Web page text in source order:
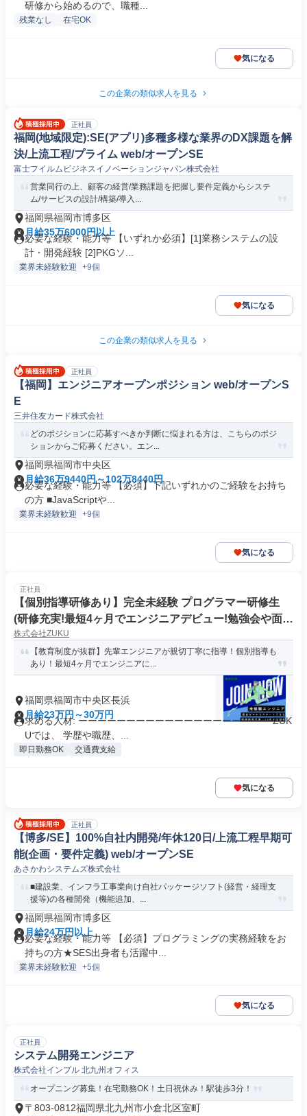
研修から始めるので、職種...
残業なし 在宅OK
気になる
この企業の類似求人を見る
正社員
福岡(地域限定):SE(アプリ)多種多様な業界のDX課題を解
決/上流工程/プライム web/オープンSE
富士フイルムビジネスイノベーションジャパン株式会社
営業同行の上、顧客の経営/業務課題を把握し要件定義からシステ
ム/サービスの設計/構築/導入...
福岡県福岡市博多区
月給35万6000円以上
必要な経験・能力等 【いずれか必須】[1]業務システムの設
計・開発経験 [2]PKGソ...
業界未経験歓迎 +9個
気になる
この企業の類似求人を見る
正社員
【福岡】エンジニアオープンポジション web/オープンS
E
三井住友カード株式会社
どのポジションに応募すべきか判断に悩まれる方は、こちらのポジ
ションからご応募ください。エン...
福岡県福岡市中央区
月給36万9440円～102万8440円
必要な経験・能力等 【必須】下記いずれかのご経験をお持ち
の方 ■JavaScriptや...
業界未経験歓迎 +9個
気になる
正社員
【個別指導研修あり】完全未経験 プログラマー研修生
(研修充実!最短4ヶ月でエンジニアデビュー!勉強会や面談
でスキルアップ)
株式会社ZUKU
【教育制度が抜群】先輩エンジニアが親切丁寧に指導！個別指導も
あり！最短4ヶ月でエンジニアに...
福岡県福岡市中央区長浜
月給23万円～30万円
求める人材: ーーーーーーーーーーーーーーーーーーーー ZUK
Uでは、 学歴や職歴、...
即日勤務OK 交通費支給
気になる
正社員
【博多/SE】100%自社内開発/年休120日/上流工程早期可
能(企画・要件定義) web/オープンSE
あさかわシステムズ株式会社
■建設業、インフラ工事業向け自社パッケージソフト(経営・経理支
援等)の各種開発（機能追加、...
福岡県福岡市博多区
月給24万円以上
必要な経験・能力等 【必須】プログラミングの実務経験をお
持ちの方★SES出身者も活躍中...
業界未経験歓迎 +5個
気になる
正社員
システム開発エンジニア
株式会社インプル 北九州オフィス
オープニング募集！在宅勤務OK！土日祝休み！駅徒歩3分！
〒803-0812福岡県北九州市小倉北区室町